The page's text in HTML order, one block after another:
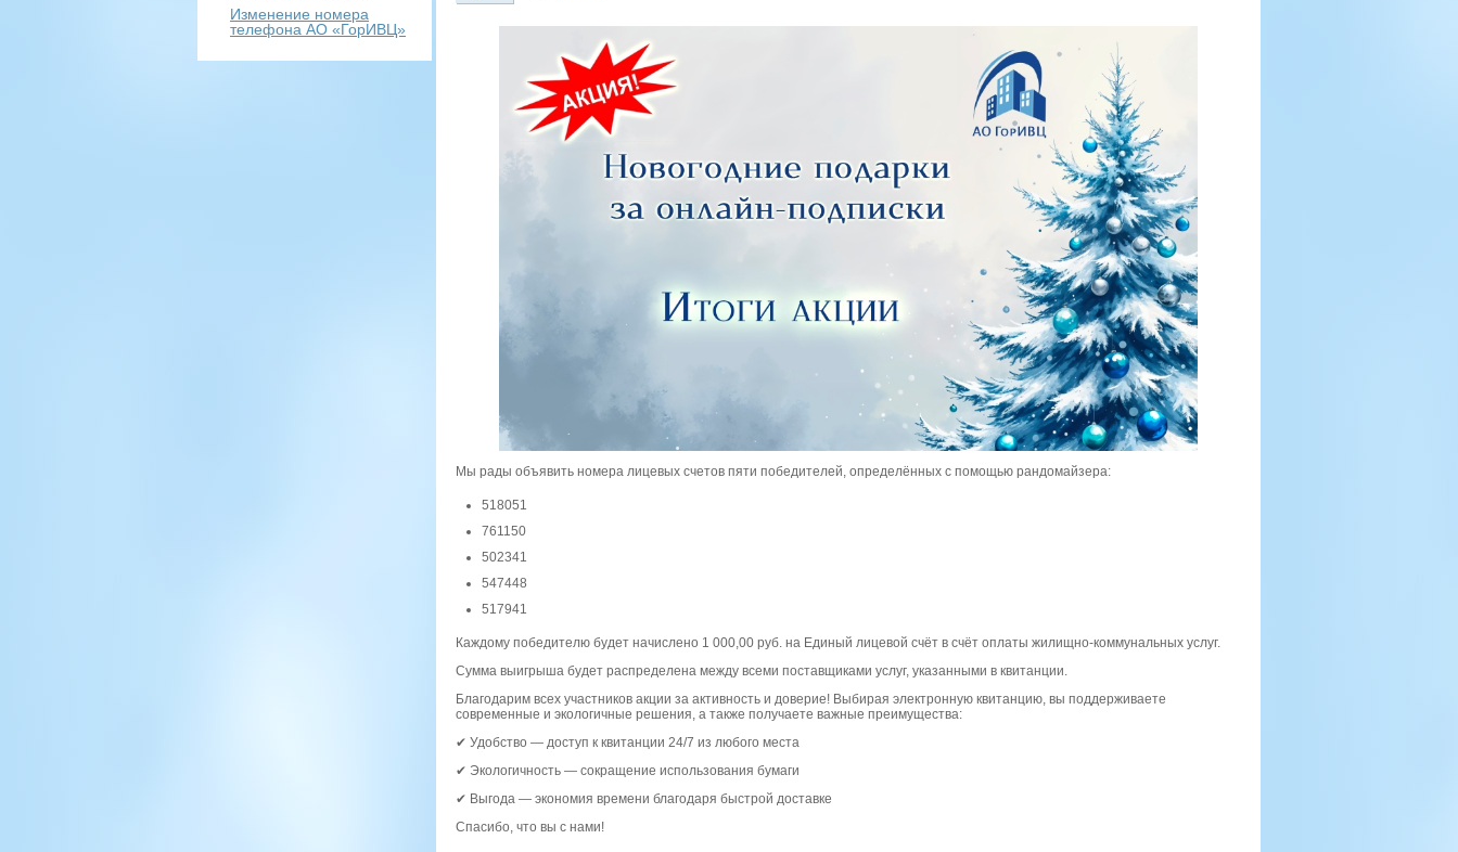
Изменение номера
телефона АО «ГорИВЦ»
Мы рады объявить номера лицевых счетов пяти победителей, определённых с помощью рандомайзера:
518051
761150
502341
547448
517941
Каждому победителю будет начислено 1 000,00 руб. на Единый лицевой счёт в счёт оплаты жилищно-коммунальных услуг.
Сумма выигрыша будет распределена между всеми поставщиками услуг, указанными в квитанции.
Благодарим всех участников акции за активность и доверие! Выбирая электронную квитанцию, вы поддерживаете
современные и экологичные решения, а также получаете важные преимущества:
✔ Удобство — доступ к квитанции 24/7 из любого места
✔ Экологичность — сокращение использования бумаги
✔ Выгода — экономия времени благодаря быстрой доставке
Спасибо, что вы с нами!